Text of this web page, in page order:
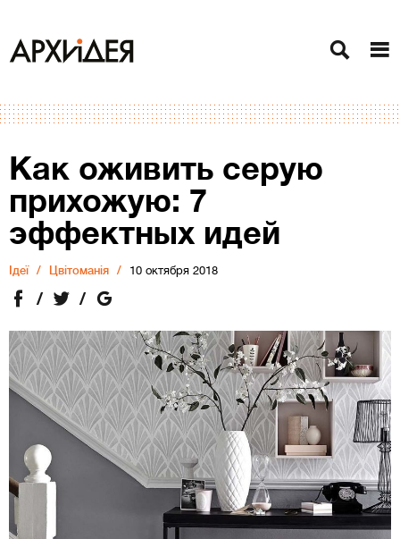
Как оживить серую
прихожую: 7
эффектных идей
Ідеї Цвітоманія 10 октября 2018